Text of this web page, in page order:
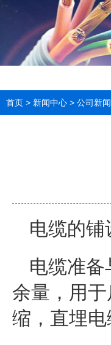
首页 > 新闻中心 > 公司新闻
电缆的
电缆准
余量，用
缩，直埋